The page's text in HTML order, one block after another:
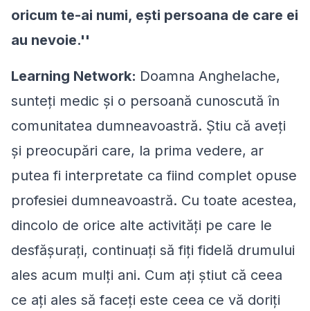
oricum te-ai numi, eşti persoana de care ei
au nevoie.''
Learning Network: Doamna Anghelache,
sunteţi medic şi o persoană cunoscută în
comunitatea dumneavoastră. Ştiu că aveţi
şi preocupări care, la prima vedere, ar
putea fi interpretate ca fiind complet opuse
profesiei dumneavoastră. Cu toate acestea,
dincolo de orice alte activităţi pe care le
desfăşuraţi, continuaţi să fiţi fidelă drumului
ales acum mulţi ani. Cum aţi ştiut că ceea
ce aţi ales să faceţi este ceea ce vă doriţi